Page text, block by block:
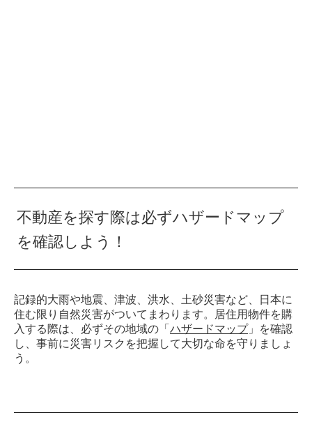
不動産を探す際は必ずハザードマップ
を確認しよう！
記録的大雨や地震、津波、洪水、土砂災害など、日本に
住む限り自然災害がついてまわります。居住用物件を購
入する際は、必ずその地域の「 ハザードマップ」を確認
し、事前に災害リスクを把握して大切な命を守りましょ
う。